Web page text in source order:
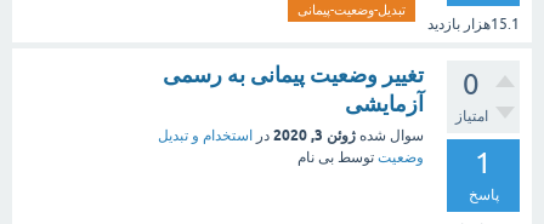
15.1هزار بازدید
تبدیل-وضعیت-پیمانی
0
امتیاز
1
پاسخ
تغییر وضعیت پیمانی به رسمی
آزمایشی
سوال شده ژوئن 3, 2020 در استخدام و تبدیل
وضعیت توسط بی نام